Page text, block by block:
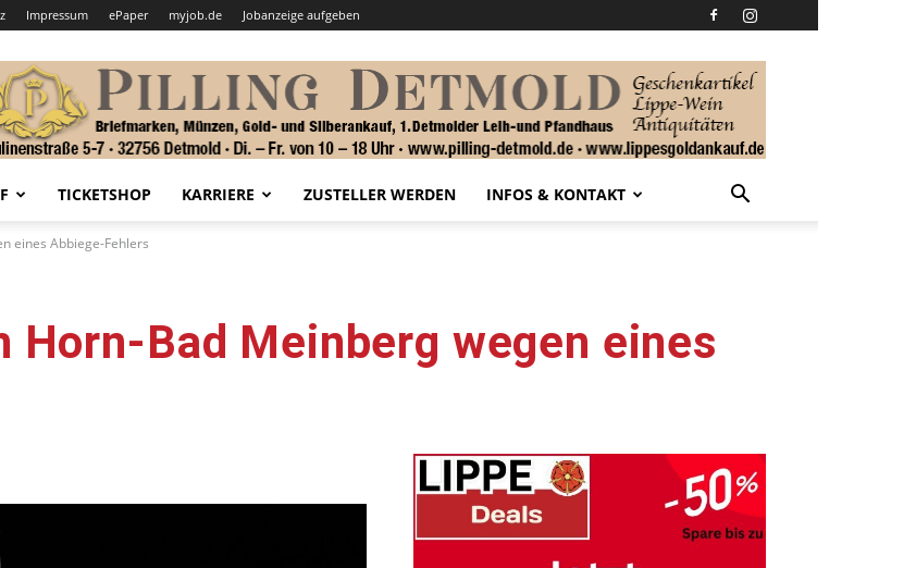
Impressum ePaper myjob.de Jobanzeige aufgeben
TICKETSHOP KARRIERE ZUSTELLER WERDEN INFOS & KONTAKT
eines Abbiege-Fehlers
Horn-Bad Meinberg wegen eines